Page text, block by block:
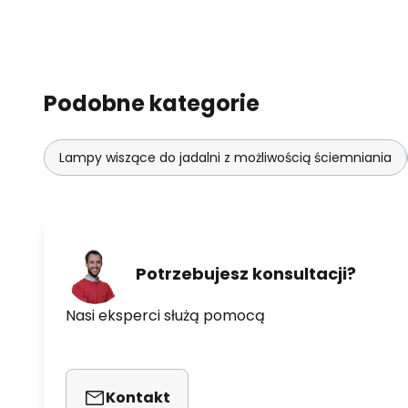
Podobne kategorie
Lampy wiszące do jadalni z możliwością ściemniania
Potrzebujesz konsultacji?
Nasi eksperci służą pomocą
Kontakt